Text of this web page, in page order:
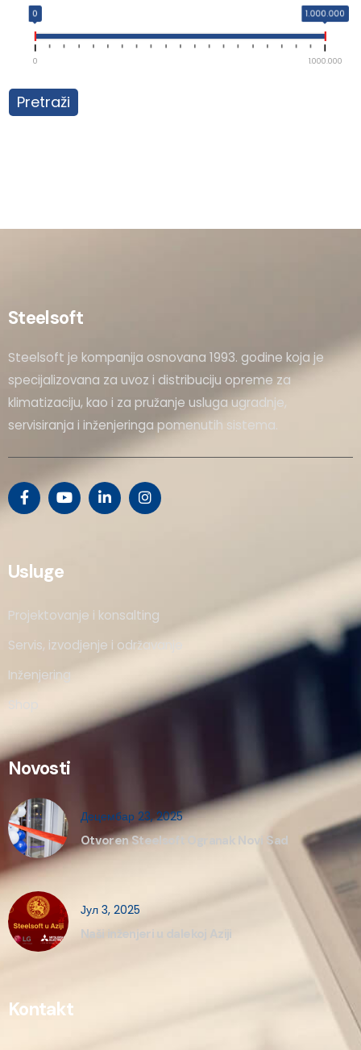
0 1.000.000
0 1.000.000
Pretraži
Steelsoft
Steelsoft je kompanija osnovana 1993. godine koja je
specijalizovana za uvoz i distribuciju opreme za
klimatizaciju, kao i za pružanje usluga ugradnje,
servisiranja i inženjeringa pomenutih sistema.
Usluge
Projektovanje i konsalting
Servis, izvodjenje i održavanje
Inženjering
Shop
Novosti
Децембар 23, 2025
Otvoren Steelsoft Ogranak Novi Sad
Јул 3, 2025
Naši inženjeri u dalekoj Aziji
Kontakt